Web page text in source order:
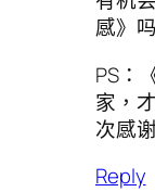
感》
PS：
家，
次感
Reply